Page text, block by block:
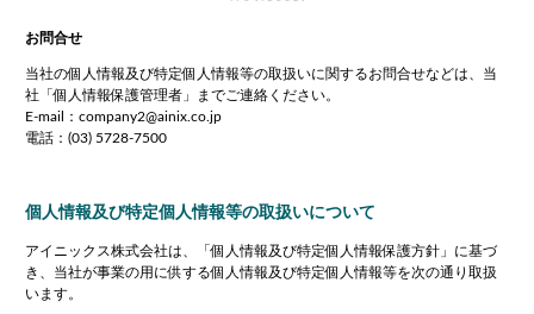
お問合せ
当社の個人情報及び特定個人情報等の取扱いに関するお問合せなどは、当
社「個人情報保護管理者」までご連絡ください。
E-mail：company2@ainix.co.jp
電話：(03) 5728-7500
個人情報及び特定個人情報等の取扱いについて
アイニックス株式会社は、「個人情報及び特定個人情報保護方針」に基づ
き、当社が事業の用に供する個人情報及び特定個人情報等を次の通り取扱
います。